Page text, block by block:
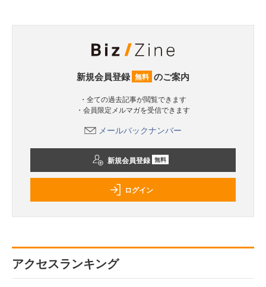
新規会員登録 無料 のご案内
・全ての過去記事が閲覧できます
・会員限定メルマガを受信できます
メールバックナンバー
新規会員登録 無料
ログイン
アクセスランキング